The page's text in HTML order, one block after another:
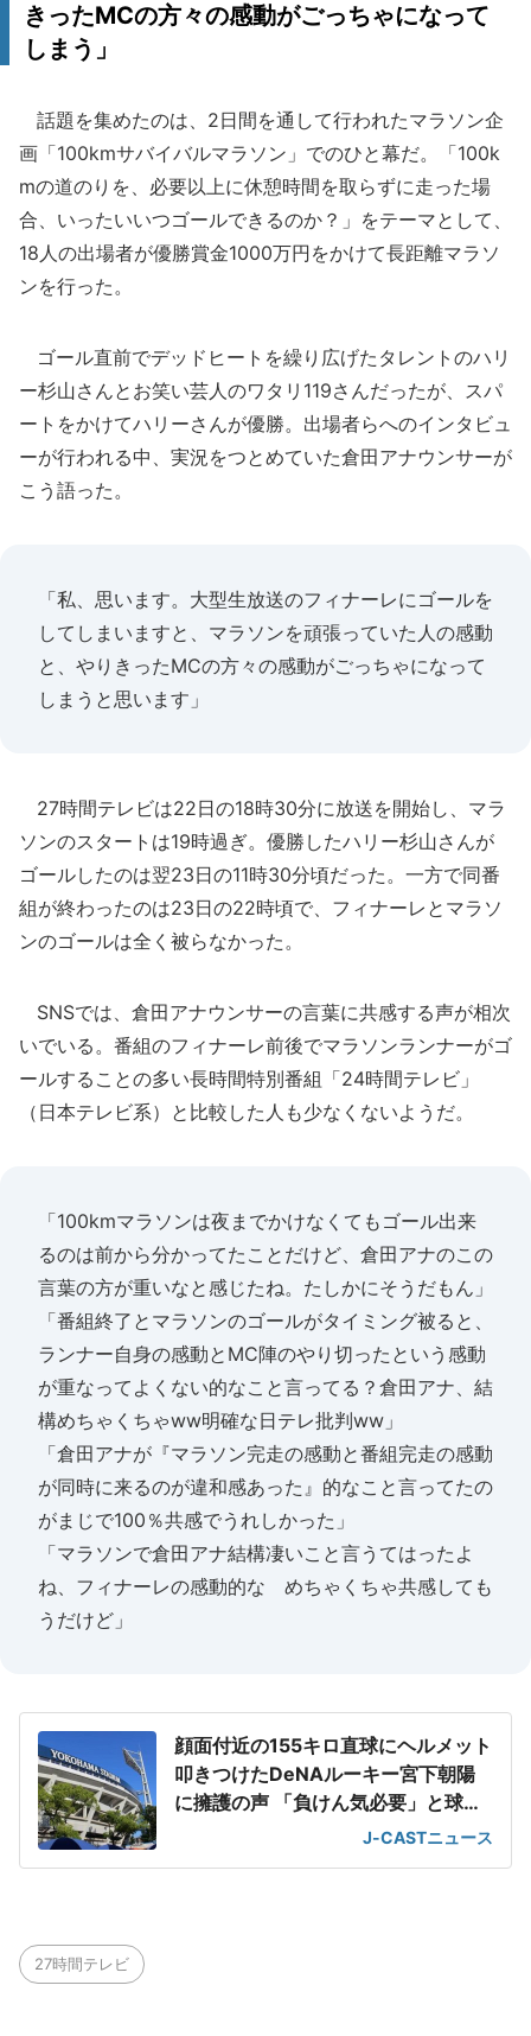
きったMCの方々の感動がごっちゃになって
しまう」
話題を集めたのは、2日間を通して行われたマラソン企
画「100kmサバイバルマラソン」でのひと幕だ。「100k
mの道のりを、必要以上に休憩時間を取らずに走った場
合、いったいいつゴールできるのか？」をテーマとして、
18人の出場者が優勝賞金1000万円をかけて長距離マラソ
ンを行った。
ゴール直前でデッドヒートを繰り広げたタレントのハリ
ー杉山さんとお笑い芸人のワタリ119さんだったが、スパ
ートをかけてハリーさんが優勝。出場者らへのインタビュ
ーが行われる中、実況をつとめていた倉田アナウンサーが
こう語った。
「私、思います。大型生放送のフィナーレにゴールを
してしまいますと、マラソンを頑張っていた人の感動
と、やりきったMCの方々の感動がごっちゃになって
しまうと思います」
27時間テレビは22日の18時30分に放送を開始し、マラ
ソンのスタートは19時過ぎ。優勝したハリー杉山さんが
ゴールしたのは翌23日の11時30分頃だった。一方で同番
組が終わったのは23日の22時頃で、フィナーレとマラソ
ンのゴールは全く被らなかった。
SNSでは、倉田アナウンサーの言葉に共感する声が相次
いでいる。番組のフィナーレ前後でマラソンランナーがゴ
ールすることの多い長時間特別番組「24時間テレビ」
（日本テレビ系）と比較した人も少なくないようだ。
「100kmマラソンは夜までかけなくてもゴール出来
るのは前から分かってたことだけど、倉田アナのこの
言葉の方が重いなと感じたね。たしかにそうだもん」
「番組終了とマラソンのゴールがタイミング被ると、
ランナー自身の感動とMC陣のやり切ったという感動
が重なってよくない的なこと言ってる？倉田アナ、結
構めちゃくちゃww明確な日テレ批判ww」
「倉田アナが『マラソン完走の感動と番組完走の感動
が同時に来るのが違和感あった』的なこと言ってたの
がまじで100％共感でうれしかった」
「マラソンで倉田アナ結構凄いこと言うてはったよ
ね、フィナーレの感動的な めちゃくちゃ共感しても
うだけど」
顔面付近の155キロ直球にヘルメット
叩きつけたDeNAルーキー宮下朝陽
に擁護の声 「負けん気必要」と球団
J-CASTニュース
27時間テレビ